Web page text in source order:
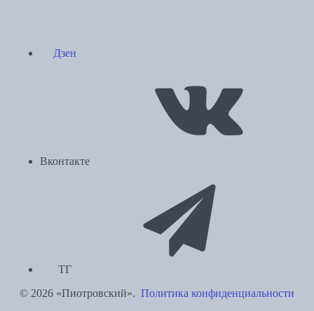
Дзен
Вконтакте
ТГ
© 2026 «Пиотровский». Политика конфиденциальности